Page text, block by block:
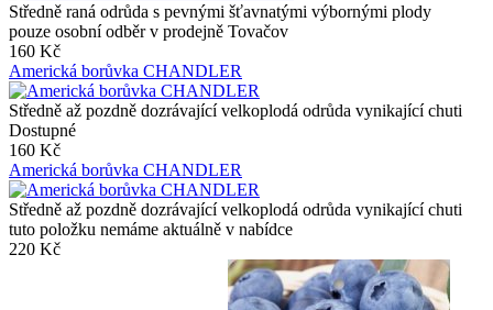
Středně raná odrůda s pevnými šťavnatými výbornými plody
pouze osobní odběr v prodejně Tovačov
160 Kč
Americká borůvka CHANDLER
Středně až pozdně dozrávající velkoplodá odrůda vynikající chuti
Dostupné
160 Kč
Americká borůvka CHANDLER
Středně až pozdně dozrávající velkoplodá odrůda vynikající chuti
tuto položku nemáme aktuálně v nabídce
220 Kč